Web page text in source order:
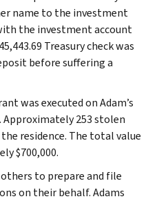
name to the investment
the investment account
Treasury check was
before suffering a
was executed on Adam’s
253 stolen
residence. The total value
$700,000.
to prepare and file
on their behalf. Adams